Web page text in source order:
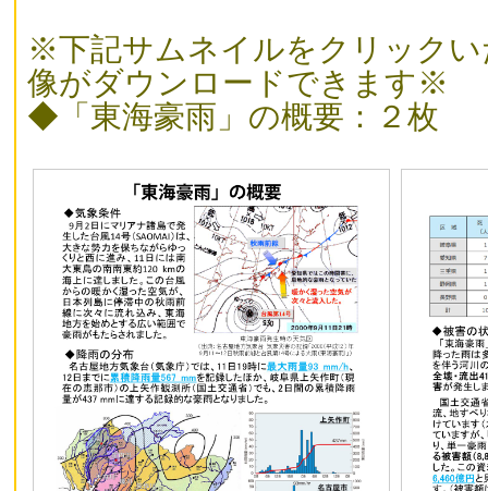
※下記サムネイルをクリック
像がダウンロードできます※
◆「東海豪雨」の概要：２枚